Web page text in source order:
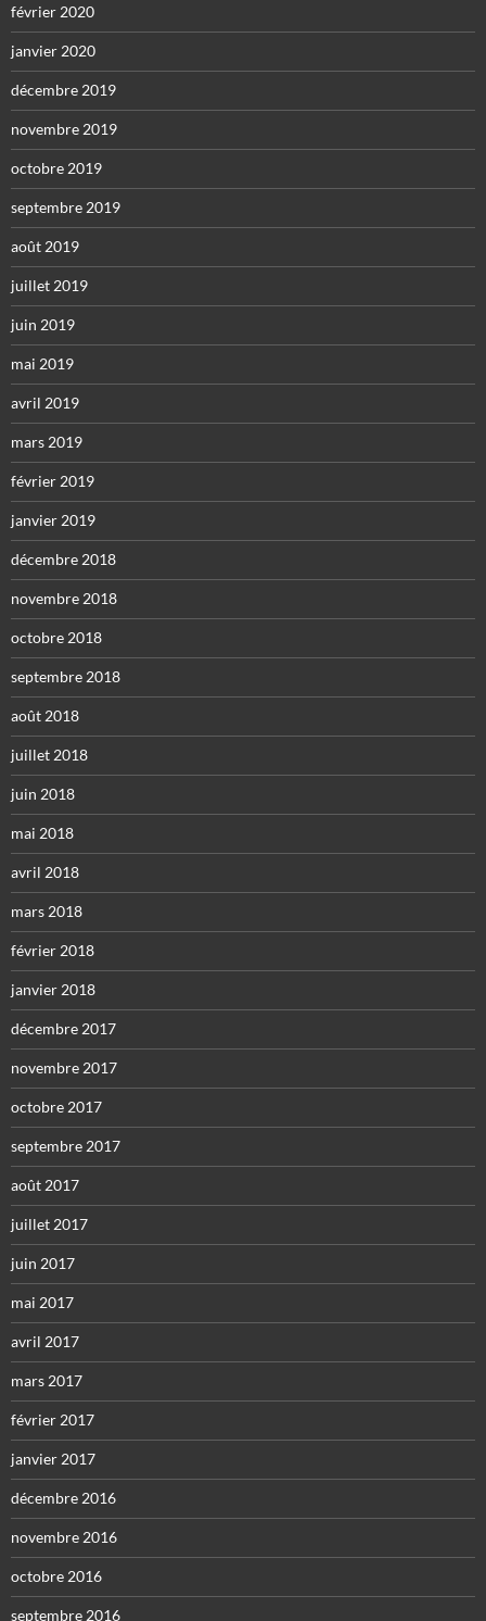
février 2020
janvier 2020
décembre 2019
novembre 2019
octobre 2019
septembre 2019
août 2019
juillet 2019
juin 2019
mai 2019
avril 2019
mars 2019
février 2019
janvier 2019
décembre 2018
novembre 2018
octobre 2018
septembre 2018
août 2018
juillet 2018
juin 2018
mai 2018
avril 2018
mars 2018
février 2018
janvier 2018
décembre 2017
novembre 2017
octobre 2017
septembre 2017
août 2017
juillet 2017
juin 2017
mai 2017
avril 2017
mars 2017
février 2017
janvier 2017
décembre 2016
novembre 2016
octobre 2016
septembre 2016